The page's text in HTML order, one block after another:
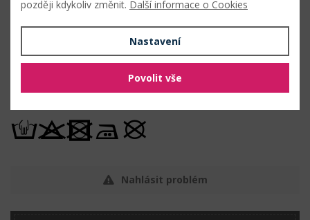
svatební aranžování
Údržba
Nahlásit problém
později kdykoliv změnit. Další informace o Cookies
Nastavení
Povolit vše